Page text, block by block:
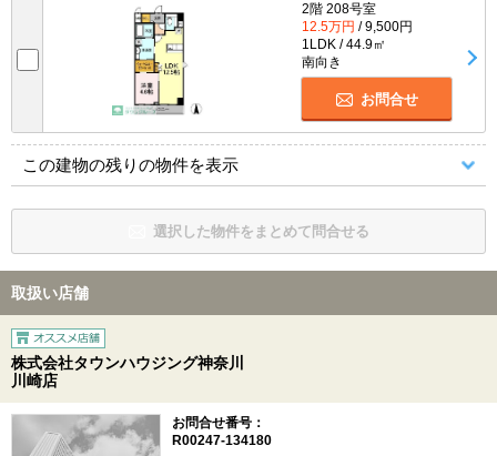
2階 208号室
12.5万円 / 9,500円
1LDK / 44.9㎡
南向き
お問合せ
この建物の残りの物件を表示
選択した物件をまとめて問合せる
取扱い店舗
株式会社タウンハウジング神奈川
川崎店
お問合せ番号：
R00247-134180